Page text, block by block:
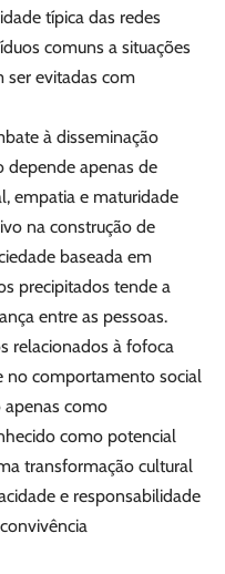
típica das redes
comuns a situações
ser evitadas com
à disseminação
depende apenas de
empatia e maturidade
na construção de
baseada em
precipitados tende a
entre as pessoas.
relacionados à fofoca
no comportamento social
apenas como
como potencial
transformação cultural
e responsabilidade